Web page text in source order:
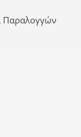
Παραλογγών